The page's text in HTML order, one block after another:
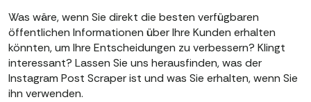
Was wäre, wenn Sie direkt die besten verfügbaren
öffentlichen Informationen über Ihre Kunden erhalten
könnten, um Ihre Entscheidungen zu verbessern? Klingt
interessant? Lassen Sie uns herausfinden, was der
Instagram Post Scraper ist und was Sie erhalten, wenn Sie
ihn verwenden.